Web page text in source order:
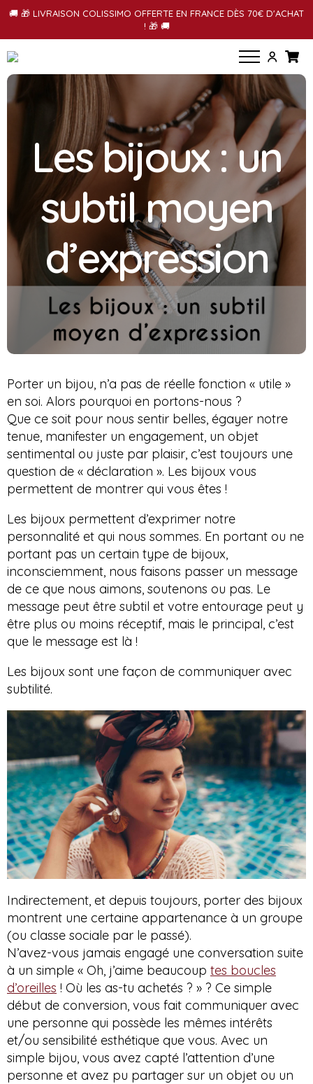
🚚 🎁 LIVRAISON COLISSIMO OFFERTE EN FRANCE DÈS 70€ D'ACHAT
! 🎁 🚚
Les bijoux : un
subtil moyen
d’expression
Porter un bijou, n’a pas de réelle fonction « utile »
en soi. Alors pourquoi en portons-nous ?
Que ce soit pour nous sentir belles, égayer notre
tenue, manifester un engagement, un objet
sentimental ou juste par plaisir, c’est toujours une
question de « déclaration ». Les bijoux vous
permettent de montrer qui vous êtes !
Les bijoux permettent d’exprimer notre
personnalité et qui nous sommes. En portant ou ne
portant pas un certain type de bijoux,
inconsciemment, nous faisons passer un message
de ce que nous aimons, soutenons ou pas. Le
message peut être subtil et votre entourage peut y
être plus ou moins réceptif, mais le principal, c’est
que le message est là !
Les bijoux sont une façon de communiquer avec
subtilité.
Indirectement, et depuis toujours, porter des bijoux
montrent une certaine appartenance à un groupe
(ou classe sociale par le passé).
N’avez-vous jamais engagé une conversation suite
à un simple « Oh, j’aime beaucoup tes boucles
d’oreilles ! Où les as-tu achetés ? » ? Ce simple
début de conversion, vous fait communiquer avec
une personne qui possède les mêmes intérêts
et/ou sensibilité esthétique que vous. Avec un
simple bijou, vous avez capté l’attention d’une
personne et avez pu partager sur un objet ou un